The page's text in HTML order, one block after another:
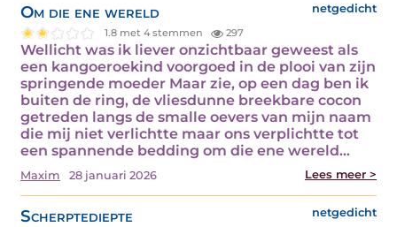
Om die ene wereld netgedicht
1.8 met 4 stemmen 297
Wellicht was ik liever onzichtbaar geweest als
een kangoeroekind voorgoed in de plooi van zijn
springende moeder Maar zie, op een dag ben ik
buiten de ring, de vliesdunne breekbare cocon
getreden langs de smalle oevers van mijn naam
die mij niet verlichtte maar ons verplichtte tot
een spannende bedding om die ene wereld…
Maxim 28 januari 2026 Lees meer >
Scherptediepte netgedicht